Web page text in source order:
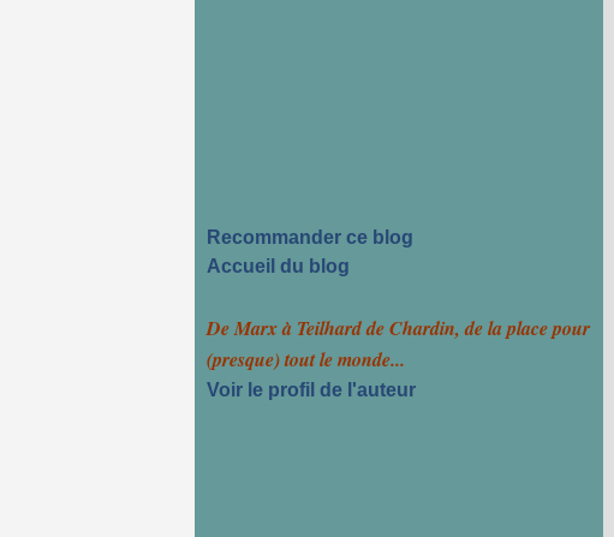
Recommander ce blog
Accueil du blog
De Marx à Teilhard de Chardin, de la place pour
(presque) tout le monde...
Voir le profil de l'auteur